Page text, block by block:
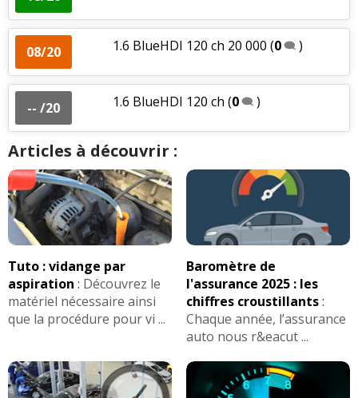
08/20 1.6 BlueHDI 120 ch 20 000 (0 )
-- /20 1.6 BlueHDI 120 ch (0 )
Articles à découvrir :
Tuto : vidange par
aspiration : Découvrez le
matériel nécessaire ainsi
que la procédure pour vi ...
Baromètre de
l'assurance 2025 : les
chiffres croustillants:
Chaque année, l’assurance
auto nous r&eacut ...